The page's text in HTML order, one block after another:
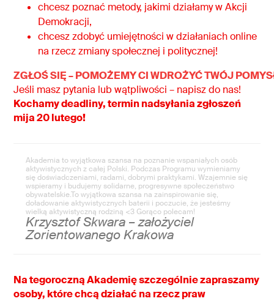
chcesz poznać metody, jakimi działamy w Akcji
Demokracji,
chcesz zdobyć umiejętności w działaniach online
na rzecz zmiany społecznej i politycznej!
ZGŁOŚ SIĘ – POMOŻEMY CI WDROŻYĆ TWÓJ
Jeśli masz pytania lub wątpliwości – napisz do nas!
Kochamy deadliny, termin nadsyłania zgłoszeń
mija 20 lutego!
Akademia to wyjątkowa szansa na poznanie wspaniałych osób
aktywistycznych z całej Polski. Podczas Programu wymieniamy
się doświadczeniami, radami, dobrymi praktykami. Wzajemnie się
wspieramy i budujemy solidarne, progresywne społeczeństwo
obywatelskie.To wyjątkowa szansa na zainspirowanie się,
doładowanie aktywistycznych baterii i poczucie, że jesteśmy
wielką aktywistyczną rodziną <3 Gorąco polecam!
Krzysztof Skwara – założyciel
Zorientowanego Krakowa
Na tegoroczną Akademię szczególnie zapraszamy
osoby, które chcą działać na rzecz praw